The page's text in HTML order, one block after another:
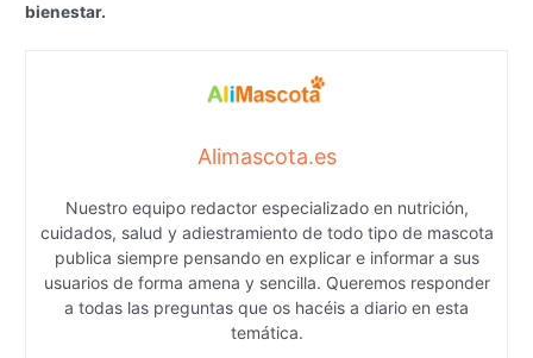
bienestar.
Alimascota.es
Nuestro equipo redactor especializado en nutrición,
cuidados, salud y adiestramiento de todo tipo de mascota
publica siempre pensando en explicar e informar a sus
usuarios de forma amena y sencilla. Queremos responder
a todas las preguntas que os hacéis a diario en esta
temática.